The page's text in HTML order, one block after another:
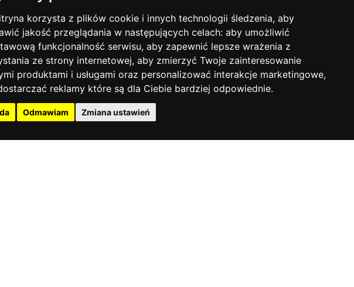
korzysta z plików cookie i innych technologii śledzenia, aby
jakość przeglądania w następujących celach: aby umożliwić
funkcjonalność serwisu, aby zapewnić lepsze wrażenia z
ze strony internetowej, aby zmierzyć Twoje zainteresowanie
produktami i usługami oraz personalizować interakcje marketingowe,
reklamy które są dla Ciebie bardziej odpowiednie.
Odmawiam Zmiana ustawień
Lepsze
przy
szybko
bez
Product news
Pobierz cennik PDF